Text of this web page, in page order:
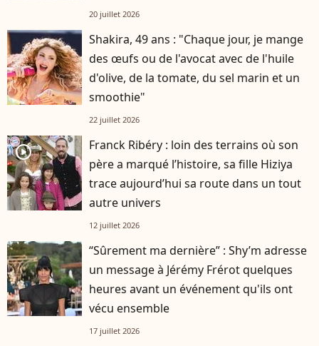
20 juillet 2026
Shakira, 49 ans : "Chaque jour, je mange
des œufs ou de l'avocat avec de l'huile
d'olive, de la tomate, du sel marin et un
smoothie"
22 juillet 2026
player2
Franck Ribéry : loin des terrains où son
père a marqué l’histoire, sa fille Hiziya
trace aujourd’hui sa route dans un tout
autre univers
12 juillet 2026
“Sûrement ma dernière” : Shy’m adresse
un message à Jérémy Frérot quelques
heures avant un événement qu'ils ont
vécu ensemble
17 juillet 2026